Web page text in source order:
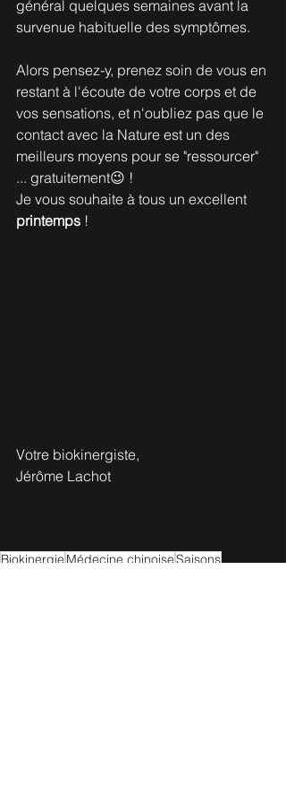
général quelques semaines avant la
survenue habituelle des symptômes.
Alors pensez-y, prenez soin de vous en
restant à l'écoute de votre corps et de
vos sensations, et n'oubliez pas que le
contact avec la Nature est un des
meilleurs moyens pour se "ressourcer"
... gratuitement😉 !
Je vous souhaite à tous un excellent
printemps !
Votre biokinergiste,
Jérôme Lachot
Biokinergie Médecine chinoiseSaisons